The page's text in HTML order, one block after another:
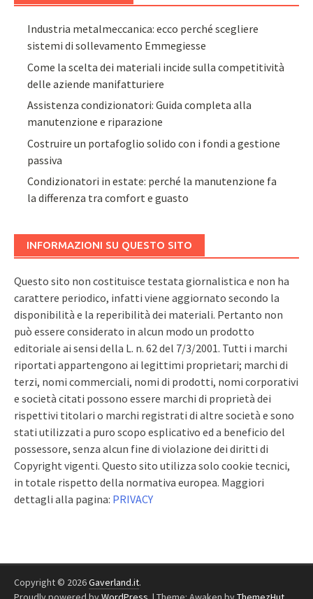
Industria metalmeccanica: ecco perché scegliere
sistemi di sollevamento Emmegiesse
Come la scelta dei materiali incide sulla competitività
delle aziende manifatturiere
Assistenza condizionatori: Guida completa alla
manutenzione e riparazione
Costruire un portafoglio solido con i fondi a gestione
passiva
Condizionatori in estate: perché la manutenzione fa
la differenza tra comfort e guasto
INFORMAZIONI SU QUESTO SITO
Questo sito non costituisce testata giornalistica e non ha
carattere periodico, infatti viene aggiornato secondo la
disponibilità e la reperibilità dei materiali. Pertanto non
può essere considerato in alcun modo un prodotto
editoriale ai sensi della L. n. 62 del 7/3/2001. Tutti i marchi
riportati appartengono ai legittimi proprietari; marchi di
terzi, nomi commerciali, nomi di prodotti, nomi corporativi
e società citati possono essere marchi di proprietà dei
rispettivi titolari o marchi registrati di altre società e sono
stati utilizzati a puro scopo esplicativo ed a beneficio del
possessore, senza alcun fine di violazione dei diritti di
Copyright vigenti. Questo sito utilizza solo cookie tecnici,
in totale rispetto della normativa europea. Maggiori
dettagli alla pagina: PRIVACY
Copyright © 2026Gaverland.it.